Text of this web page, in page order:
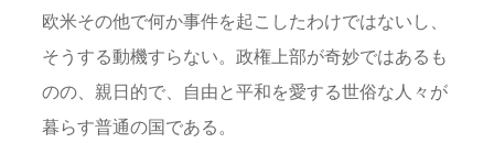
欧米その他で何か事件を起こしたわけではないし、
そうする動機すらない。政権上部が奇妙ではあるも
のの、親日的で、自由と平和を愛する世俗な人々が
暮らす普通の国である。